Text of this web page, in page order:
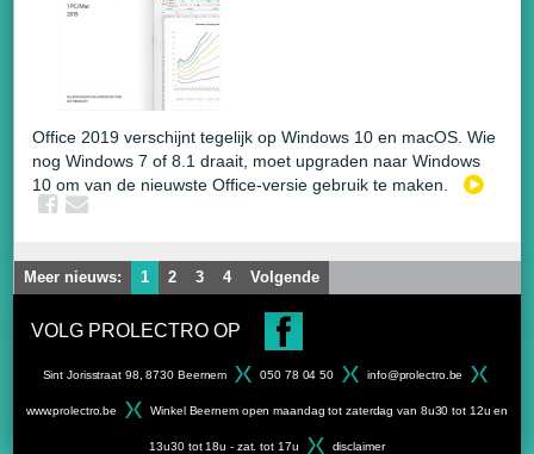
Office 2019 verschijnt tegelijk op Windows 10 en macOS. Wie
nog Windows 7 of 8.1 draait, moet upgraden naar Windows
10 om van de nieuwste Office-versie gebruik te maken.
Meer nieuws: 1 2 3 4 Volgende
VOLG PROLECTRO OP
Sint Jorisstraat 98, 8730 Beernem 050 78 04 50 info@prolectro.be
www.prolectro.be Winkel Beernem open maandag tot zaterdag van 8u30 tot 12u en
13u30 tot 18u - zat. tot 17u disclaimer